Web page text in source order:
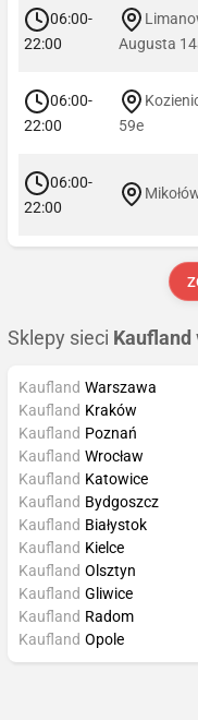
06:00-
22:00
Augusta
06:00-
22:00
59e
06:00-
22:00
Sklepy sieci Kaufland
Kaufland Warszawa
Kaufland Kraków
Kaufland Poznań
Kaufland Wrocław
Kaufland Katowice
Kaufland Bydgoszcz
Kaufland Białystok
Kaufland Kielce
Kaufland Olsztyn
Kaufland Gliwice
Kaufland Radom
Kaufland Opole